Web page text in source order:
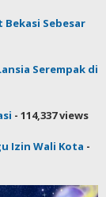
Bekasi Sebesar
Serempak di
- 114,337 views
Izin Wali Kota -